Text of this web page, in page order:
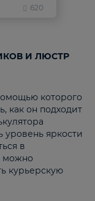
620
И ЛЮСТР
которого
как он подходит
яркости
в
можно
курьерскую